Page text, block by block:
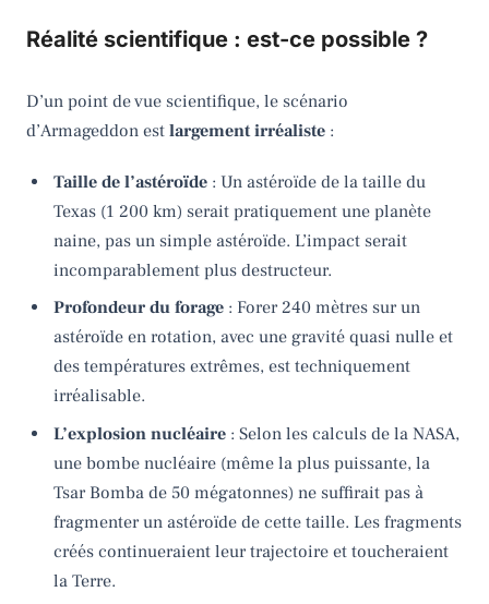
Réalité scientifique : est-ce possible ?
D’un point de vue scientifique, le scénario
d’Armageddon est largement irréaliste :
Taille de l’astéroïde: Un astéroïde de la taille du
Texas (1 200 km) serait pratiquement une planète
naine, pas un simple astéroïde. L’impact serait
incomparablement plus destructeur.
Profondeur du forage: Forer 240 mètres sur un
astéroïde en rotation, avec une gravité quasi nulle et
des températures extrêmes, est techniquement
irréalisable.
L’explosion nucléaire: Selon les calculs de la NASA,
une bombe nucléaire (même la plus puissante, la
Tsar Bomba de 50 mégatonnes) ne suffirait pas à
fragmenter un astéroïde de cette taille. Les fragments
créés continueraient leur trajectoire et toucheraient
la Terre.